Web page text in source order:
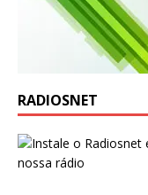
RADIOSNET